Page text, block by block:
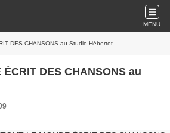
MENU
DES CHANSONS au Studio Hébertot
DES CHANSONS au